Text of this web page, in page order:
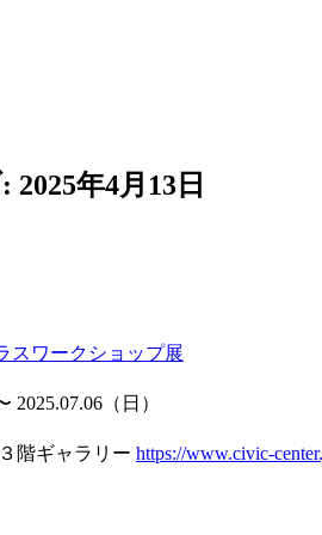
2025年4月13日
スワークショップ展
2025.07.06（日）
階ギャラリー https://www.civic-